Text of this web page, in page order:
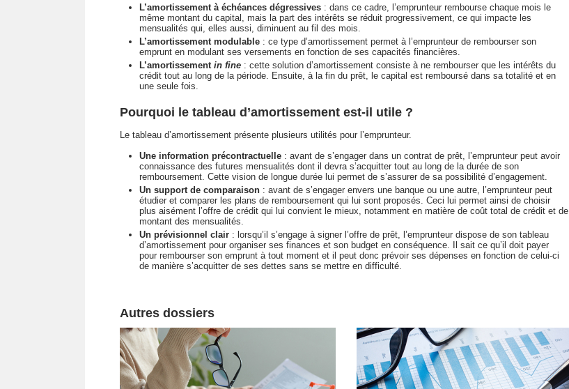
L’amortissement à échéances dégressives : dans ce cadre, l’emprunteur rembourse chaque mois le
même montant du capital, mais la part des intérêts se réduit progressivement, ce qui impacte les
mensualités qui, elles aussi, diminuent au fil des mois.
L’amortissement modulable : ce type d’amortissement permet à l’emprunteur de rembourser son
emprunt en modulant ses versements en fonction de ses capacités financières.
L’amortissement in fine : cette solution d’amortissement consiste à ne rembourser que les intérêts du
crédit tout au long de la période. Ensuite, à la fin du prêt, le capital est remboursé dans sa totalité et en
une seule fois.
Pourquoi le tableau d’amortissement est-il utile ?
Le tableau d’amortissement présente plusieurs utilités pour l’emprunteur.
Une information précontractuelle : avant de s’engager dans un contrat de prêt, l’emprunteur peut avoir
connaissance des futures mensualités dont il devra s’acquitter tout au long de la durée de son
remboursement. Cette vision de longue durée lui permet de s’assurer de sa possibilité d’engagement.
Un support de comparaison : avant de s’engager envers une banque ou une autre, l’emprunteur peut
étudier et comparer les plans de remboursement qui lui sont proposés. Ceci lui permet ainsi de choisir
plus aisément l’offre de crédit qui lui convient le mieux, notamment en matière de coût total de crédit et de
montant des mensualités.
Un prévisionnel clair : lorsqu’il s’engage à signer l’offre de prêt, l’emprunteur dispose de son tableau
d’amortissement pour organiser ses finances et son budget en conséquence. Il sait ce qu’il doit payer
pour rembourser son emprunt à tout moment et il peut donc prévoir ses dépenses en fonction de celui-ci
de manière s’acquitter de ses dettes sans se mettre en difficulté.
Autres dossiers